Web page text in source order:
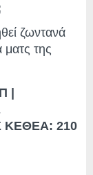
ζωντανά
της
|
ΚΕΘΕΑ: 210